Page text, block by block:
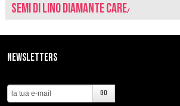
UOMO
SEMI DI LINO DIAMANTE CARE
Newsletters